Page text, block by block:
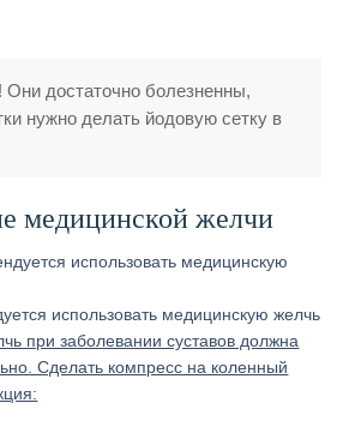
достаточно болезненны,
нужно делать йодовую сетку в
медицинской желчи
использовать медицинскую желчь
при заболевании суставов должна
Сделать компресс на коленный